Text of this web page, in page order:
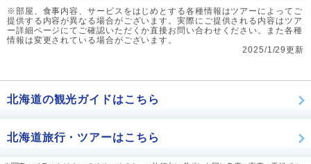
※部屋、食事内容、サービスをはじめとする各種情報はツアーによってご
提供する内容が異なる場合がございます。実際にご提供される内容はツア
ー詳細ページにてご確認いただくか直接お問い合わせください。また各種
情報は変更されている場合がございます。
2025/1/29更新
北海道の観光ガイドはこちら
北海道旅行・ツアーはこちら